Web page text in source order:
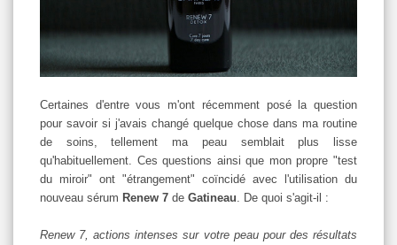
Certaines d'entre vous m'ont récemment posé la question
pour savoir si j'avais changé quelque chose dans ma routine
de soins, tellement ma peau semblait plus lisse
qu'habituellement. Ces questions ainsi que mon propre "test
du miroir" ont "étrangement" coïncidé avec l'utilisation du
nouveau sérum Renew 7 de Gatineau . De quoi s'agit-il :
Renew 7, actions intenses sur votre peau pour des résultats